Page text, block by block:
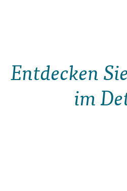
Entdecken
im